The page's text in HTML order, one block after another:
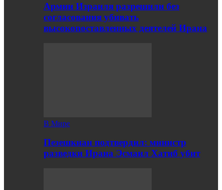
Армии Израиля разрешили без
согласования убивать
высокопоставленных деятелей Ирана
В Мире
Пезешкиан подтвердил: министр
разведки Ирана Эсмаил Хатиб убит